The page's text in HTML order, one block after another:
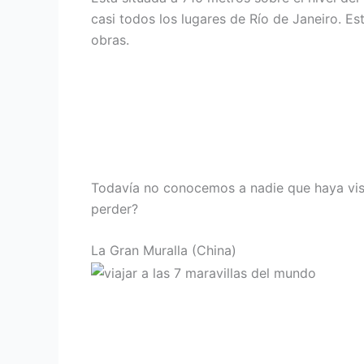
casi todos los lugares de Río de Janeiro.
obras.
Todavía no conocemos a nadie que haya
perder?
La Gran Muralla (China)